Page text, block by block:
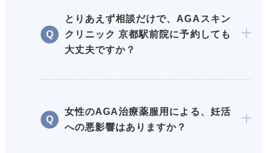
とりあえず相談だけで、AGAスキン
クリニック 京都駅前院に予約しても
大丈夫ですか？
女性のAGA治療薬服用による、妊活
への悪影響はありますか？